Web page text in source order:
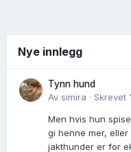
Nye innlegg
Tynn hund
Av simira · Skrevet
Men hvis hun
gi henne mer,
jakthunder er for